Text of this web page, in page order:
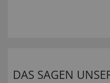
DAS SAGEN